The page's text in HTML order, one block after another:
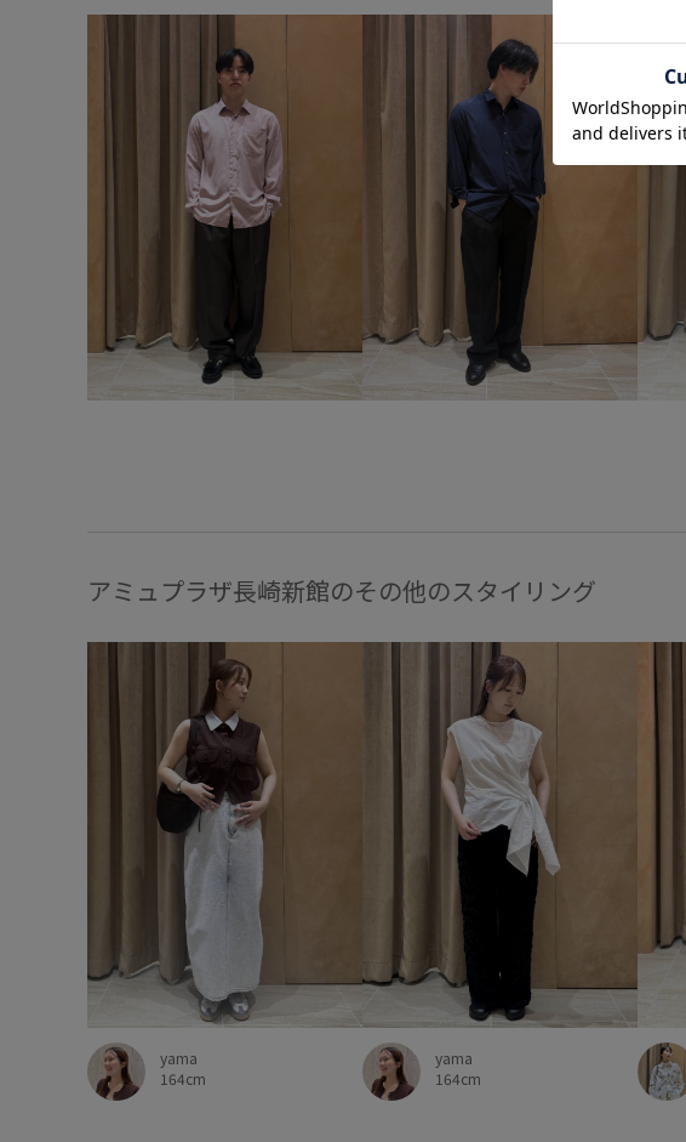
アミュプラザ長崎新館のその他のスタイリング
yama
164cm
yama
164cm